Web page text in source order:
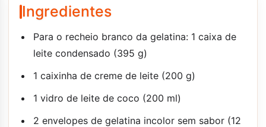
Ingredientes
Para o recheio branco da gelatina: 1 caixa de
leite condensado (395 g)
1 caixinha de creme de leite (200 g)
1 vidro de leite de coco (200 ml)
2 envelopes de gelatina incolor sem sabor (12